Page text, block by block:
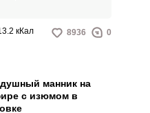
кКал 8936 0
манник на
с изюмом в